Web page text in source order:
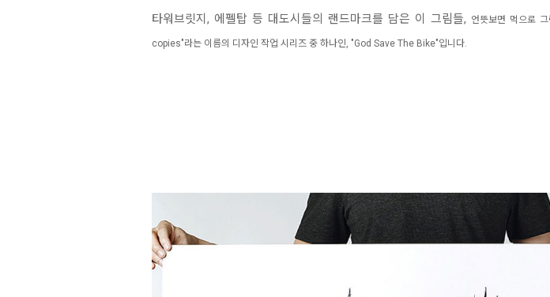
타워브릿지, 에펠탑 등 대도시들의 랜드마크를 담은 이 그림들, 언뜻보면 먹으로
copies"라는 이름의 디자인 작업 시리즈 중 하나인, "God Save The Bike"입니다.